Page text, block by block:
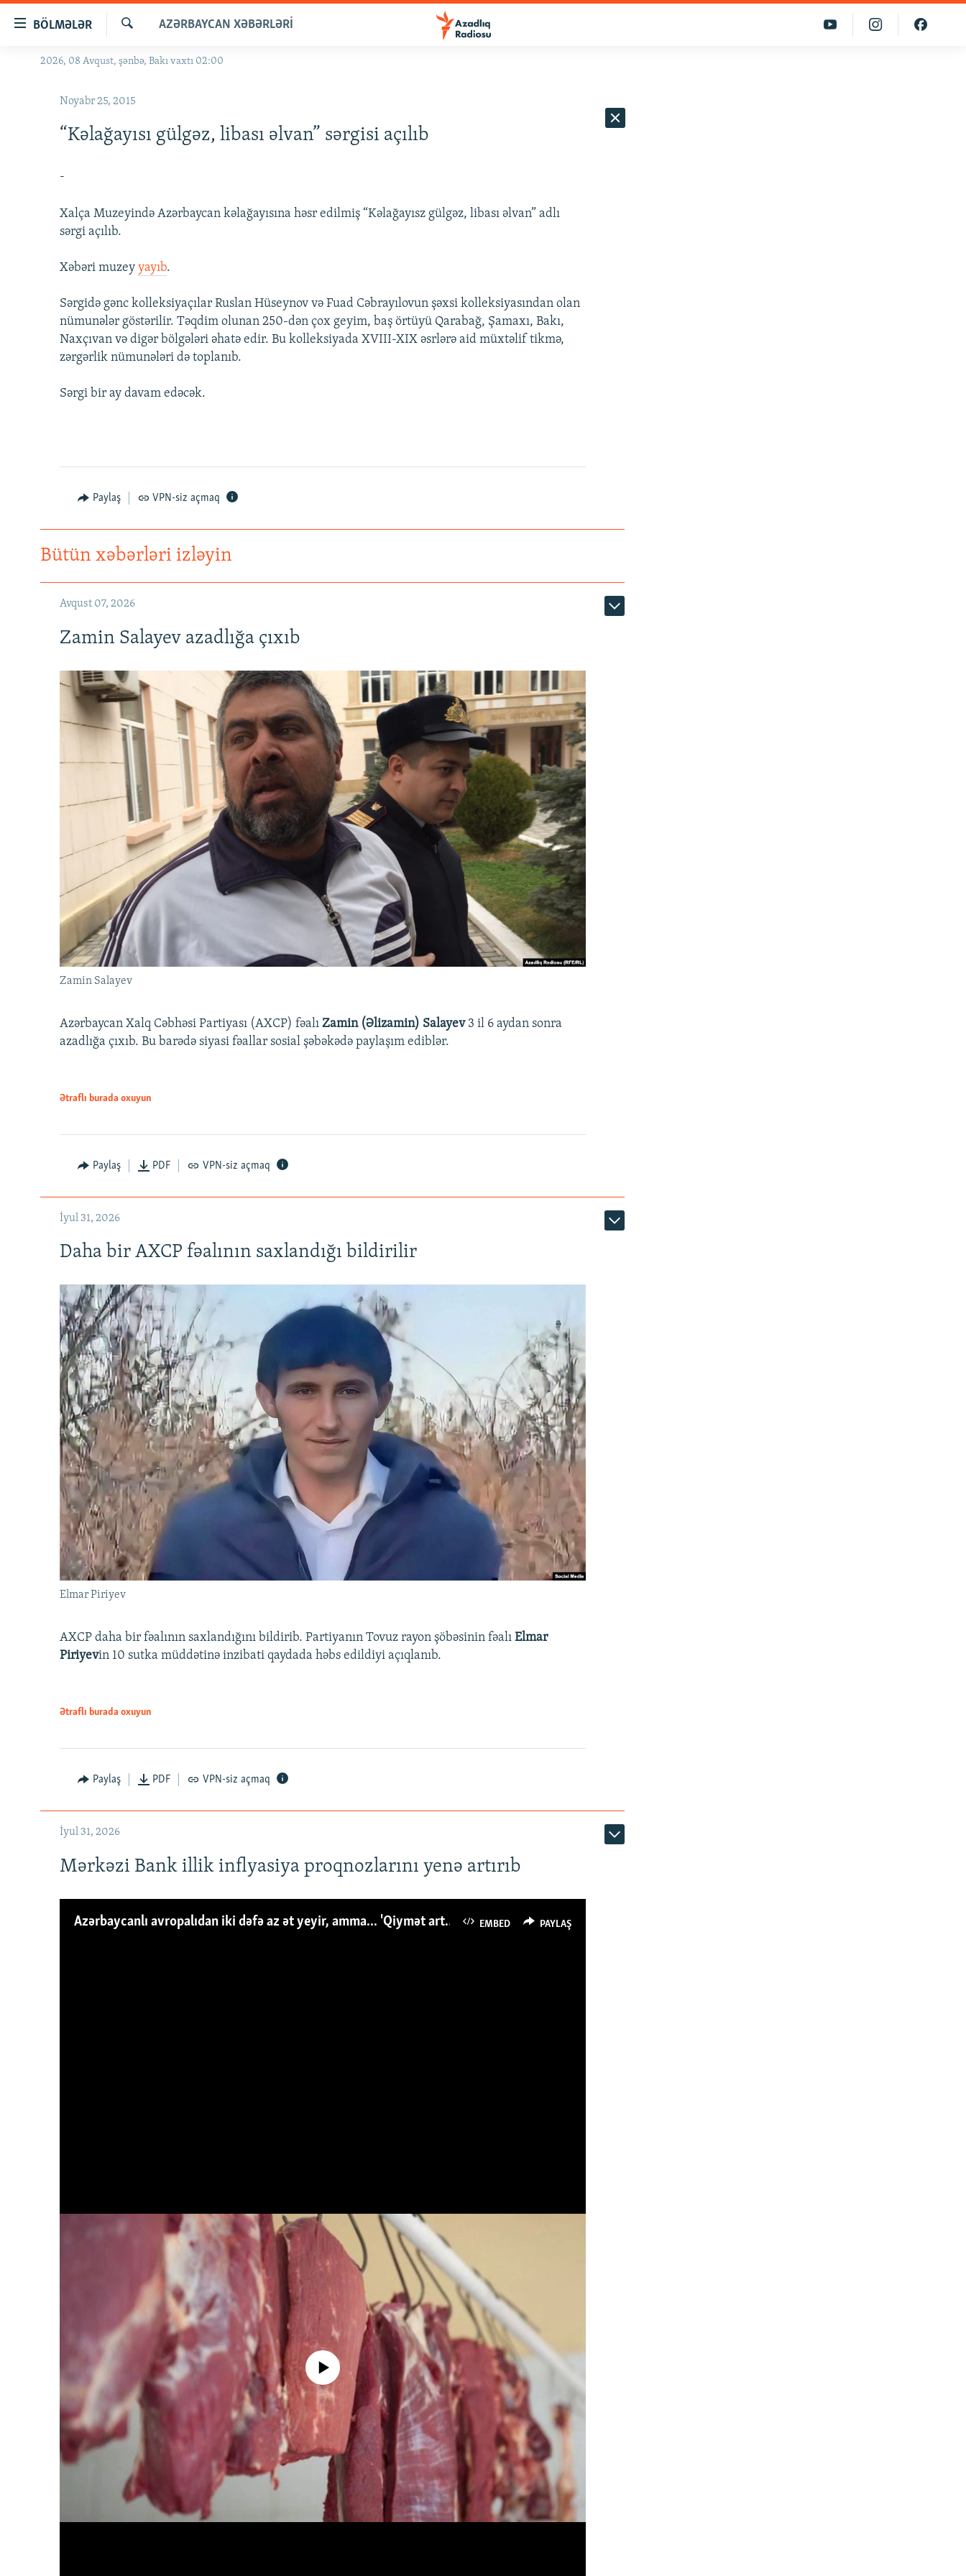
naviqasiyaya
BÖLMƏLƏR
GÜNDƏM
ARAŞDIRMA
FOTOQALEREYA
İNFOQRAFIKA
RADIO ARXIV
OXU ZALI
AZƏRBAYCAN ƏDƏBIYYATI KITABXANASI
İSLAM VƏ DEMOKRATIYA
HAQQIMIZDA
MISSIYAMIZ
PEŞƏ ETIKASI VƏ JURNALISTIKA
STANDARTLARIMIZ
MATERIALLARIMIZDAN ISTIFADƏ
XƏBƏR BÜLLETENLƏRIMIZ
Axtar
AZƏRBAYCAN XƏBƏRLƏRI
2026, 08 Avqust, şənbə, Bakı vaxtı 02:00
Noyabr 25, 2015
“Kəlağayısı gülgəz, libası əlvan” sərgisi açılıb
-
Xalça Muzeyində Azərbaycan kəlağayısına həsr edilmiş “Kəlağayısz gülgəz, libası əlvan” adlı
sərgi açılıb.
Xəbəri muzey yayıb.
Sərgidə gənc kolleksiyaçılar Ruslan Hüseynov və Fuad Cəbrayılovun şəxsi kolleksiyasından olan
nümunələr göstərilir. Təqdim olunan 250-dən çox geyim, baş örtüyü Qarabağ, Şamaxı, Bakı,
Naxçıvan və digər bölgələri əhatə edir. Bu kolleksiyada XVIII-XIX əsrlərə aid müxtəlif tikmə,
zərgərlik nümunələri də toplanıb.
Sərgi bir ay davam edəcək.
Paylaş VPN-siz açmaq
Bütün xəbərləri izləyin
Avqust 07, 2026
Zamin Salayev azadlığa çıxıb
Zamin Salayev
Azərbaycan Xalq Cəbhəsi Partiyası (AXCP) fəalı Zamin (Əlizamin) Salayev 3 il 6 aydan sonra
azadlığa çıxıb. Bu barədə siyasi fəallar sosial şəbəkədə paylaşım ediblər.
Ətraflı burada oxuyun
Paylaş PDF VPN-siz açmaq
İyul 31, 2026
Daha bir AXCP fəalının saxlandığı bildirilir
Elmar Piriyev
AXCP daha bir fəalının saxlandığını bildirib. Partiyanın Tovuz rayon şöbəsinin fəalı Elmar
Piriyevin 10 sutka müddətinə inzibati qaydada həbs edildiyi açıqlanıb.
Ətraflı burada oxuyun
Paylaş PDF VPN-siz açmaq
İyul 31, 2026
Mərkəzi Bank illik inflyasiya proqnozlarını yenə artırıb
EMBED PAYLAŞ
Azərbaycanlı avropalıdan iki dəfə az ət yeyir, amma... 'Qiymət artımı qaçılmazdır'
No media source currently available